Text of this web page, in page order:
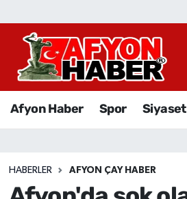
Afyon Haber Spor Siyaset
HABERLER AFYON ÇAY HABER
Afyon Haber
Sağlık